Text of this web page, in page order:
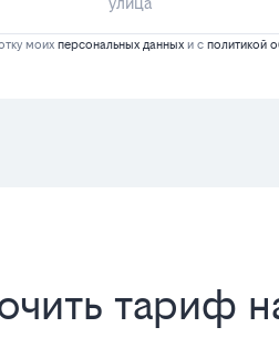
моих персональных данных и с политикой
тариф